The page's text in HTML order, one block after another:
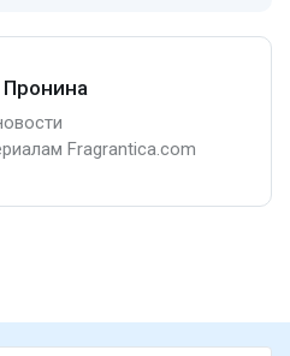
Fragrantica.com